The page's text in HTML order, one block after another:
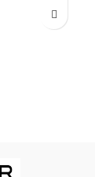
(габариты